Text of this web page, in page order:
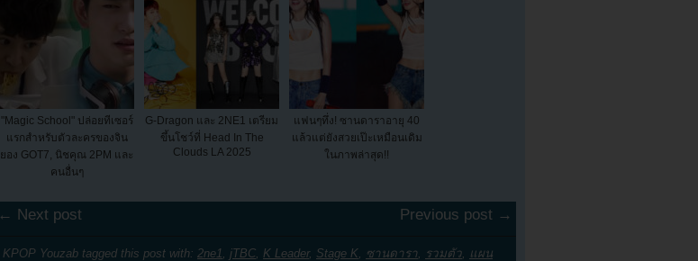
"Magic School" ปล่อยทีเซอร์
แรกสำหรับตัวละครของจิน
ยอง GOT7, นิชคุณ 2PM และ
คนอื่นๆ
G-Dragon และ 2NE1 เตรียม
ขึ้นโชว์ที่ Head In The
Clouds LA 2025
แฟนๆทึ่ง! ซานดาราอายุ 40
แล้วแต่ยังสวยเป๊ะเหมือนเดิม
ในภาพล่าสุด!!
← Next post Previous post →
KPOP Youzab tagged this post with: 2ne1 jTBC K Leader, Stage K ซานดารา รวมตัว
แผน